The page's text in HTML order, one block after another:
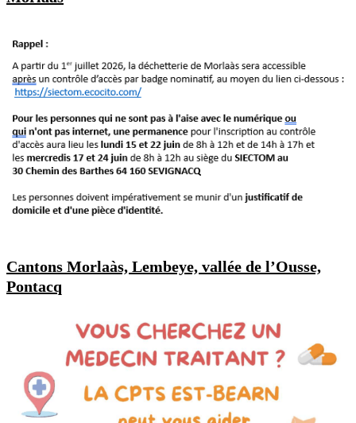
Cantons Morlaàs, Lembeye, vallée de l’Ousse,
Pontacq